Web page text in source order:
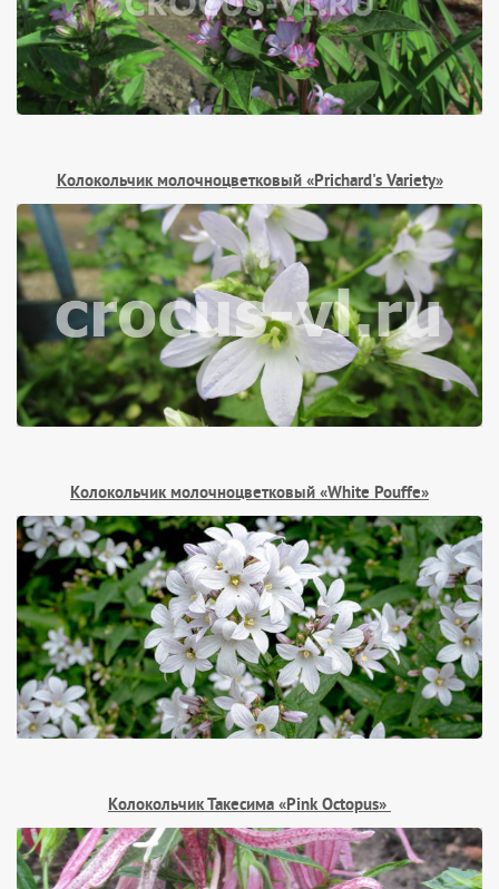
Колокольчик молочноцветковый «Prichard's Variety»
Колокольчик молочноцветковый «White Pouffe»
Колокольчик Такесима «Pink Octopus»